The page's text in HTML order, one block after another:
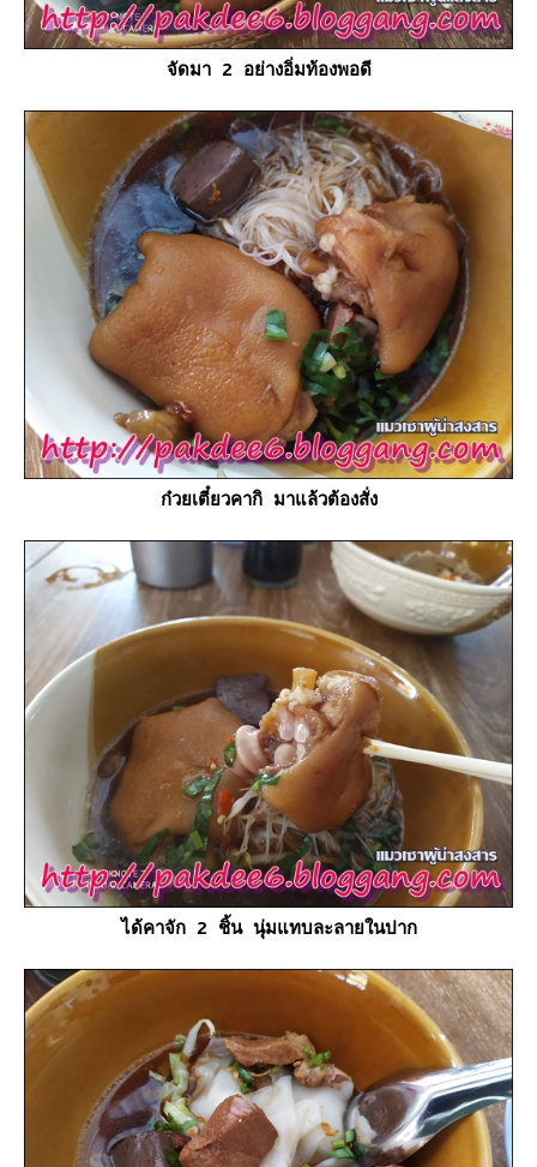
จัดมา 2 อย่างอิ่มท้องพอดี
ก๋วยเตี๋ยวคากิ มาแล้วต้องสั่ง
ได้คาจัก 2 ชิ้น นุ่มแทบละลายในปาก